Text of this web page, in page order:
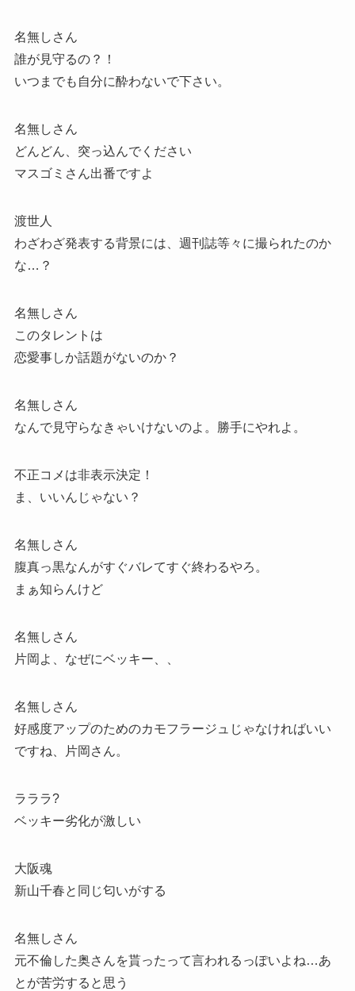
名無しさん
誰が見守るの？！
いつまでも自分に酔わないで下さい。
名無しさん
どんどん、突っ込んでください
マスゴミさん出番ですよ
渡世人
わざわざ発表する背景には、週刊誌等々に撮られたのか
な…？
名無しさん
このタレントは
恋愛事しか話題がないのか？
名無しさん
なんで見守らなきゃいけないのよ。勝手にやれよ。
不正コメは非表示決定！
ま、いいんじゃない？
名無しさん
腹真っ黒なんがすぐバレてすぐ終わるやろ。
まぁ知らんけど
名無しさん
片岡よ、なぜにベッキー、、
名無しさん
好感度アップのためのカモフラージュじゃなければいい
ですね、片岡さん。
ラララ?
ベッキー劣化が激しい
大阪魂
新山千春と同じ匂いがする
名無しさん
元不倫した奥さんを貰ったって言われるっぽいよね…あ
とが苦労すると思う